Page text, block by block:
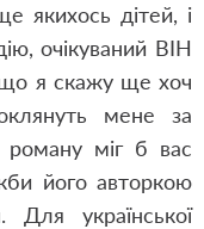
якихось дітей, і
очікуваний ВІН
я скажу ще хоч
мене за
міг б вас
його авторкою
української